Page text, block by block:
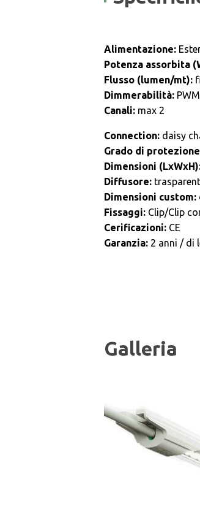
Alimentazione:
Potenza assorbita
Flusso (lumen/mt):
Dimmerabilità: PWM
Canali: max 2
Connection: daisy
Grado di
Dimensioni
Diffusore:
Dimensioni custom:
Fissaggi: Clip/Clip
Cerificazioni: CE
Garanzia: 2 anni / di
Galleria